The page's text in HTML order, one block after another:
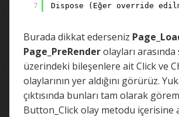
7
Dispose (Eğer override
Burada dikkat ederseniz
Page_PreRenderolayları arasında
üzerindeki bileşenlere ait Click ve
olaylarının yer aldığını görürüz.
çıktısında bunları tam olarak
Button_Click olay metodu içerisine